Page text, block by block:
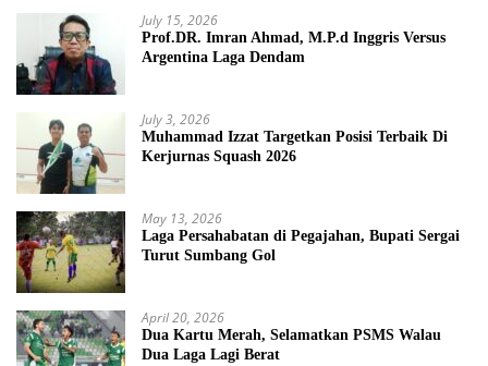
July 15, 2026
Prof.DR. Imran Ahmad, M.P.d Inggris Versus
Argentina Laga Dendam
July 3, 2026
Muhammad Izzat Targetkan Posisi Terbaik Di
Kerjurnas Squash 2026
May 13, 2026
Laga Persahabatan di Pegajahan, Bupati Sergai
Turut Sumbang Gol
April 20, 2026
Dua Kartu Merah, Selamatkan PSMS Walau
Dua Laga Lagi Berat